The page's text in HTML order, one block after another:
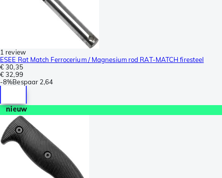
1 review
ESEE Rat Match Ferrocerium / Magnesium rod RAT-MATCH firesteel
€ 30,35
€ 32,99
-8%Bespaar 2,64
nieuw